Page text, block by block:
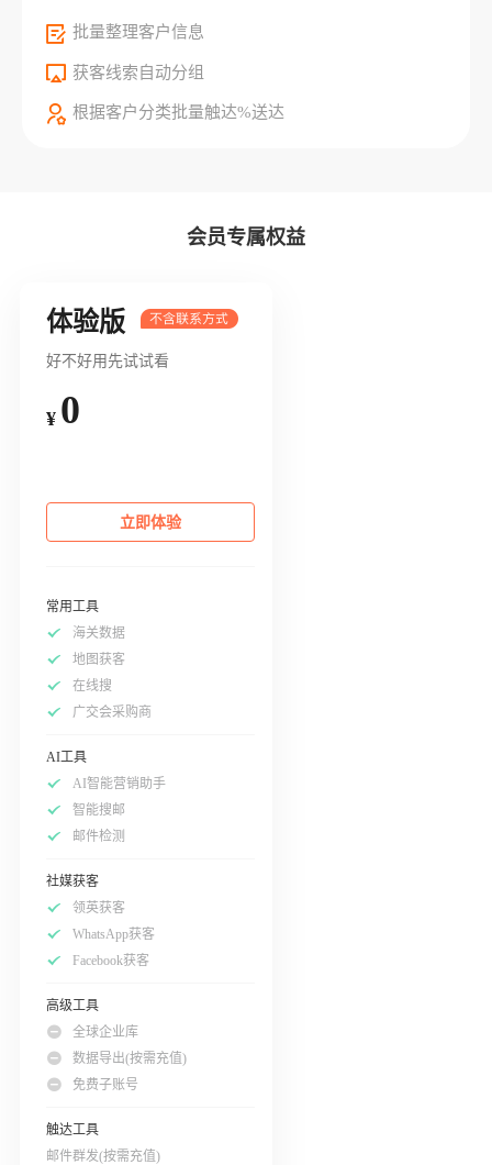
批量整理客户信息
获客线索自动分组
根据客户分类批量触达%送达
会员专属权益
体验版
好不好用先试试看
¥ 0
立即体验
常用工具
海关数据
地图获客
在线搜
广交会采购商
AI工具
AI智能营销助手
智能搜邮
邮件检测
社媒获客
领英获客
WhatsApp获客
Facebook获客
高级工具
全球企业库
数据导出(按需充值)
免费子账号
触达工具
邮件群发(按需充值)